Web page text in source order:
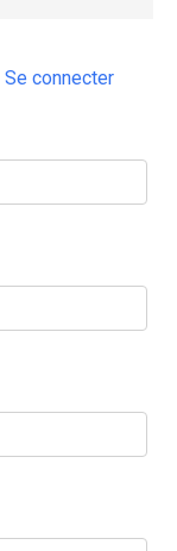
Se connecter